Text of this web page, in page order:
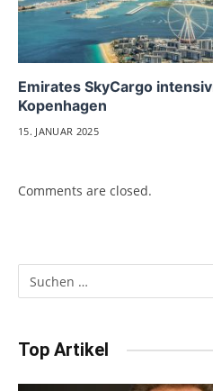
Emirates SkyCargo
Kopenhagen
15. JANUAR 2025
Comments are closed.
Top Artikel